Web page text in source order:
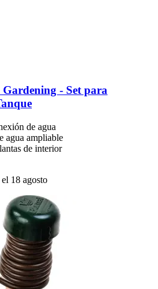
-​ Set para
de agua
agua ampliable
de interior
18 agosto